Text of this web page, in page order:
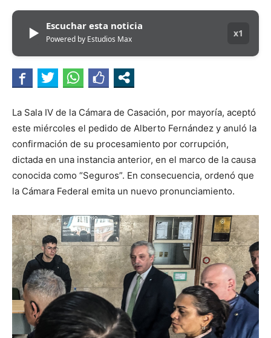
▶ Escuchar esta noticia
Powered by Estudios Max
x1
La Sala IV de la Cámara de Casación, por mayoría, aceptó
este miércoles el pedido de Alberto Fernández y anuló la
confirmación de su procesamiento por corrupción,
dictada en una instancia anterior, en el marco de la causa
conocida como “Seguros”. En consecuencia, ordenó que
la Cámara Federal emita un nuevo pronunciamiento.